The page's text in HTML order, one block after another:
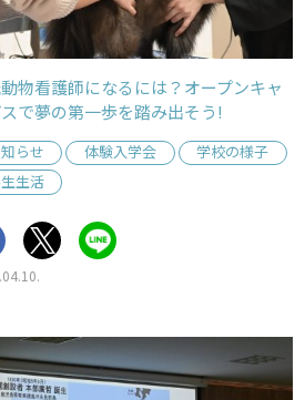
物看護師になるには？オープンキャ
で夢の第一歩を踏み出そう!
らせ 体験入学会
学校の様子
生活